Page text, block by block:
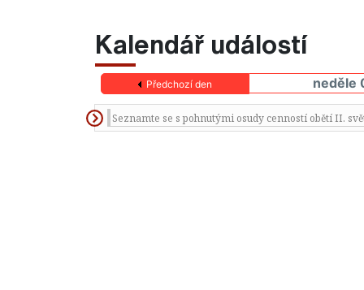
Kalendář událostí
Předchozí den neděle
Seznamte se s pohnutými osudy cenností obětí II.